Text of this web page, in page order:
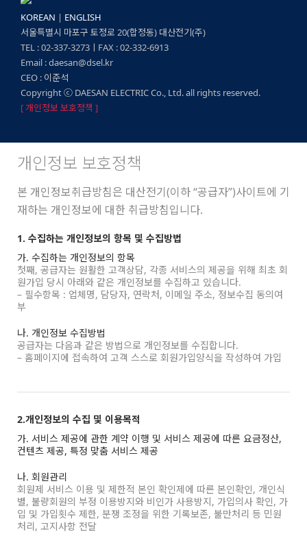
KOREAN | ENGLISH
서울특별시 마포구 토정로 20(합정동) 대산전기(주)
TEL : 02-337-3273ㅣFAX : 02-332-6913
Email : daesan@dsel.kr
CEO : 이준석
Copyright ⓒ DAESAN ELECTRIC Co., Ltd. all rights reserved.
[ 개인정보 보호정책 ]
개인정보 보호정책
본 개인정보취급방침은 대산전기(이하 “공급자”)사이트에 기
재하는 개인정보에 대한 취급방침입니다.
1. 수집하는 개인정보의 항목 및 수집방법
가. 수집하는 개인정보의 항목
첫째, 공급자는 원활한 고객상담, 각종 서비스의 제공을 위해 최초 회
원가입 당시 아래와 같은 개인정보를 수집하고 있습니다.
– 필수항목 : 업체명, 담당자, 연락처, 이메일 주소, 정보수집 동의여
부
나. 개인정보 수집방법
공급자는 다음과 같은 방법으로 개인정보를 수집합니다.
– 홈페이지에 접속하여 고객 스스로 회원가입양식을 작성하여 가입
2.개인정보의 수집 및 이용목적
가. 서비스 제공에 관한 계약 이행 및 서비스 제공에 따른 요금정산,
컨텐츠 제공, 특정 맞춤 서비스 제공
나. 회원관리
회원제 서비스 이용 및 제한적 본인 확인제에 따른 본인확인, 개인식
별, 불량회원의 부정 이용방지와 비인가 사용방지, 가입의사 확인, 가
입 및 가입횟수 제한, 분쟁 조정을 위한 기록보존, 불만처리 등 민원
처리, 고지사항 전달